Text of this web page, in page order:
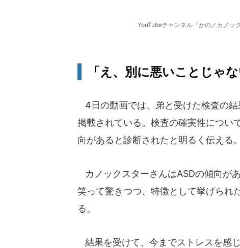
YouTubeチャンネル「かの／カノッ
「え、別に悪いことじゃ
4日の動画では、弟と受けた検査の
掲載されている。検査の確実性につい
向があると診断されたと明るく伝える。
カノックスターさんはASDの傾向が
笑って驚きつつ、特徴として挙げられ
る。
結果を受けて、今までストレスを感